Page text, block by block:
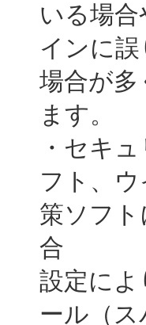
いる場
インに
場合が
ます。
・セキ
フト、
策ソフ
合
設定に
ール（